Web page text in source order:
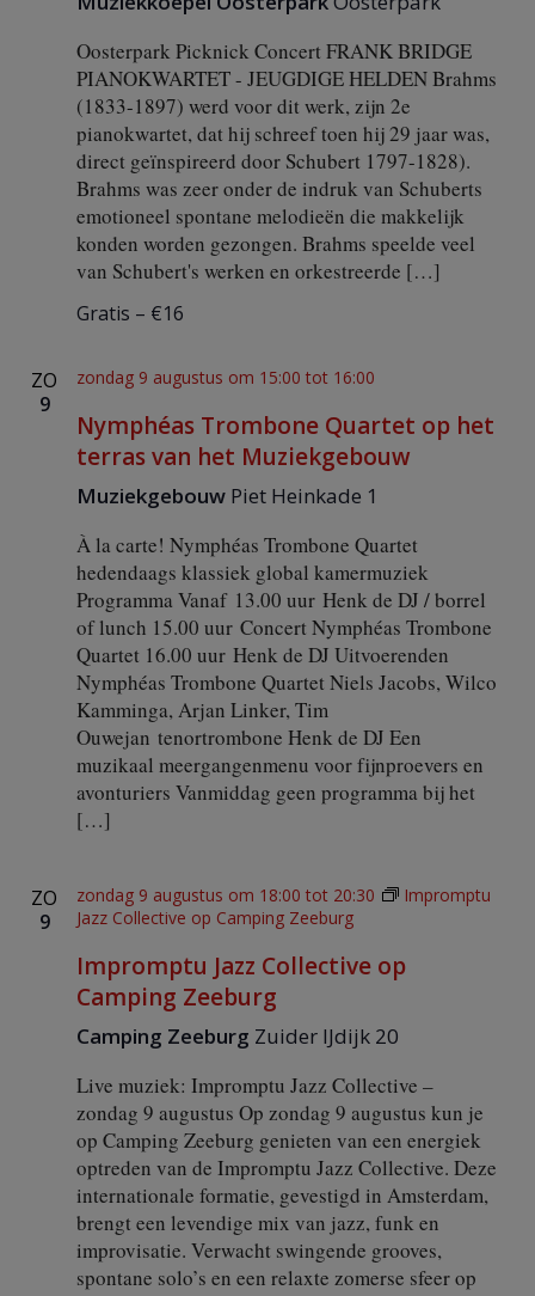
Oosterpark Picknick Concert FRANK BRIDGE
PIANOKWARTET - JEUGDIGE HELDEN Brahms
(1833-1897) werd voor dit werk, zijn 2e
pianokwartet, dat hij schreef toen hij 29 jaar was,
direct geïnspireerd door Schubert 1797-1828).
Brahms was zeer onder de indruk van Schuberts
emotioneel spontane melodieën die makkelijk
konden worden gezongen. Brahms speelde veel
van Schubert's werken en orkestreerde […]
Gratis – €16
ZO
9
Nymphéas Trombone Quartet op het
terras van het Muziekgebouw
zondag 9 augustus om 15:00 tot 16:00
Muziekgebouw Piet Heinkade 1
À la carte! Nymphéas Trombone Quartet
hedendaags klassiek global kamermuziek
Programma Vanaf 13.00 uur Henk de DJ / borrel
of lunch 15.00 uur Concert Nymphéas Trombone
Quartet 16.00 uur Henk de DJ Uitvoerenden
Nymphéas Trombone Quartet Niels Jacobs, Wilco
Kamminga, Arjan Linker, Tim
Ouwejan tenortrombone Henk de DJ Een
muzikaal meergangenmenu voor fijnproevers en
avonturiers Vanmiddag geen programma bij het
[…]
ZO
9
Impromptu Jazz Collective op
Camping Zeeburg
zondag 9 augustus om 18:00 tot 20:30
Impromptu
Jazz Collective op Camping Zeeburg
Camping Zeeburg Zuider IJdijk 20
Live muziek: Impromptu Jazz Collective –
zondag 9 augustus Op zondag 9 augustus kun je
op Camping Zeeburg genieten van een energiek
optreden van de Impromptu Jazz Collective. Deze
internationale formatie, gevestigd in Amsterdam,
brengt een levendige mix van jazz, funk en
improvisatie. Verwacht swingende grooves,
spontane solo’s en een relaxte zomerse sfeer op